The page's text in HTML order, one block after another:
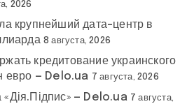
2026
крупнейший дата-центр в
8 августа, 2026
кредитование украинского
евро — Delo.ua 7 августа, 2026
— Delo.ua 7 августа,